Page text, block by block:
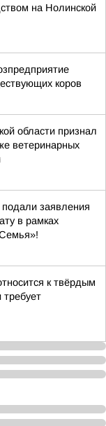
на Нолинской
коров
области признал
ветеринарных
заявления
в рамках
к твёрдым